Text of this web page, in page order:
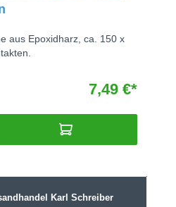
Karl Schreiber
aus Epoxidharz, ca. 150 x
7,49 €*